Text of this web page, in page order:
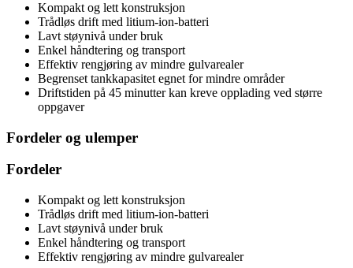
Kompakt og lett konstruksjon
Trådløs drift med litium-ion-batteri
Lavt støynivå under bruk
Enkel håndtering og transport
Effektiv rengjøring av mindre gulvarealer
Begrenset tankkapasitet egnet for mindre områder
Driftstiden på 45 minutter kan kreve opplading ved større
oppgaver
Fordeler og ulemper
Fordeler
Kompakt og lett konstruksjon
Trådløs drift med litium-ion-batteri
Lavt støynivå under bruk
Enkel håndtering og transport
Effektiv rengjøring av mindre gulvarealer